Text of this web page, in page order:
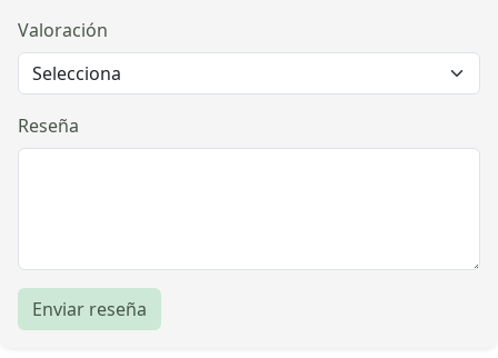
Valoración
Reseña
Enviar reseña